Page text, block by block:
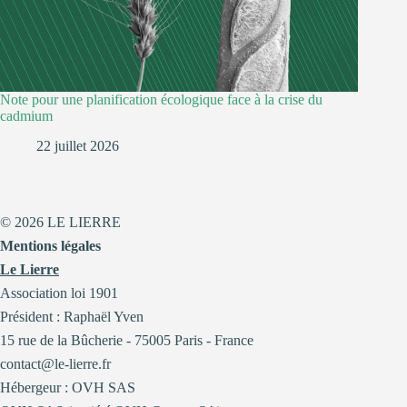
Note pour une planification écologique face à la crise du
cadmium
22 juillet 2026
© 2026 LE LIERRE
Mentions légales
Le Lierre
Association loi 1901
Président : Raphaël Yven
15 rue de la Bûcherie - 75005 Paris - France
contact@le-lierre.fr
Hébergeur : OVH SAS